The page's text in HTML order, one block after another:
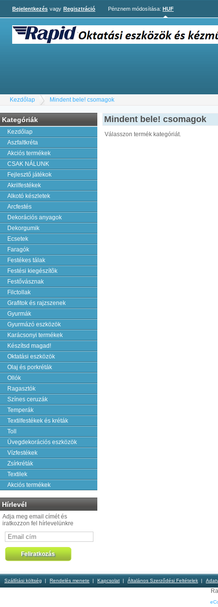
Bejelentkezés vagy Regisztráció Pénznem módosítása: HUF
Kezdőlap Mindent bele! csomagok
Kategóriák
Kezdőlap
Aszfaltkréta
Akciós termékek
CSAK NÁLUNK
Fejlesztő játékok
Akrilfestékek
Alkotó készletek
Arcfestés
Dekorációs anyagok
Dekorgumik
Ecsetek
Faragók
Festékes tálak
Festési kiegészítõk
Festővásznak
Filctollak
Grafitok és rajzszenek
Gyurmák
Gyurmázó eszközök
Karácsonyi termékek
Készítsd magad!
Oktatási eszközök
Olaj és porkréták
Ollók
Ragasztók
Színes ceruzák
Temperák
Textilfestékek és kréták
Toll
Üvegdekorációs eszközök
Vízfestékek
Zsírkréták
Textilek
Akciós termékek
Hírlevél
Adja meg email címét és
iratkozzon fel hírlevelünkre
Mindent bele! csomagok
Válasszon termék kategóriát.
Szállítási költség Rendelés menete Kapcsolat Általános Szerződési Feltételek